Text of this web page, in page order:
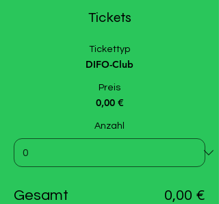
Tickets
Tickettyp
DIFO-Club
Preis
0,00 €
Anzahl
Gesamt 0,00 €